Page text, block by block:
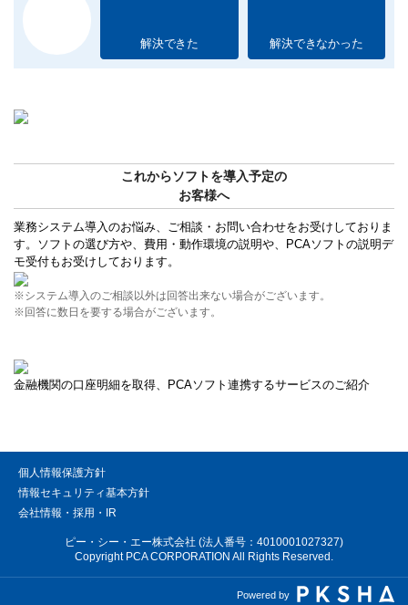
解決できた 解決できなかった
これからソフトを導入予定の
お客様へ
業務システム導入のお悩み、ご相談・お問い合わせをお受けしておりま
す。ソフトの選び方や、費用・動作環境の説明や、PCAソフトの説明デ
モ受付もお受けしております。
※システム導入のご相談以外は回答出来ない場合がございます。
※回答に数日を要する場合がございます。
金融機関の口座明細を取得、PCAソフト連携するサービスのご紹介
個人情報保護方針
情報セキュリティ基本方針
会社情報・採用・IR
ピー・シー・エー株式会社 (法人番号：4010001027327)
Copyright PCA CORPORATION All Rights Reserved.
Powered by